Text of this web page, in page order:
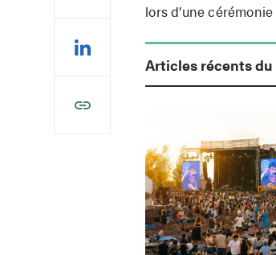
lors d’une
Articles récents